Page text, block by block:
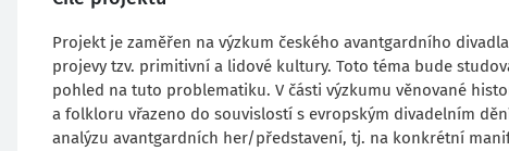
Projekt je zaměřen na výzkum českého avantgardního
projevy tzv. primitivní a lidové kultury. Toto téma bude
pohled na tuto problematiku. V části výzkumu věnované
a folkloru vřazeno do souvislostí s evropským divadelním
analýzu avantgardních her/představení, tj. na konkrétní